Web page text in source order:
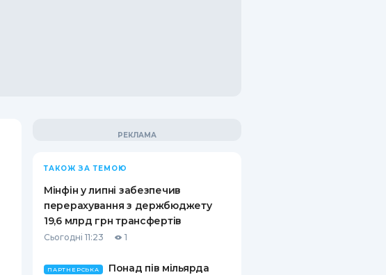
ТАКОЖ ЗА ТЕМОЮ
Мінфін у липні забезпечив
перерахування з держбюджету
19,6 млрд грн трансфертів
Сьогодні 11:23 1
ПАРТНЕРСЬКА
Понад пів мільярда